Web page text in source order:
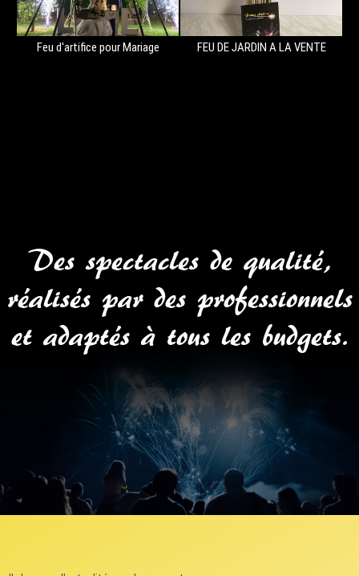
Feu d'artifice pour Mariage FEU DE JARDIN A LA VENTE
Des spectacles de qualité,
réalisés par des professionnels
et adaptés à tous les budgets.